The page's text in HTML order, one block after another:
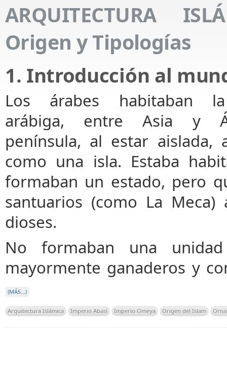
ARQUITECTURA
Origen y Tipologías
1. Introducción al
Los árabes habitaban
arábiga, entre Asia y
península, al estar aislada,
como una isla. Estaba
formaban un estado, pero
santuarios (como La
dioses.
No formaban una
mayormente ganaderos y
(MÁS…)
Arquitectura Islámica Imperio Abasí Imperio Omeya Origen del Islam